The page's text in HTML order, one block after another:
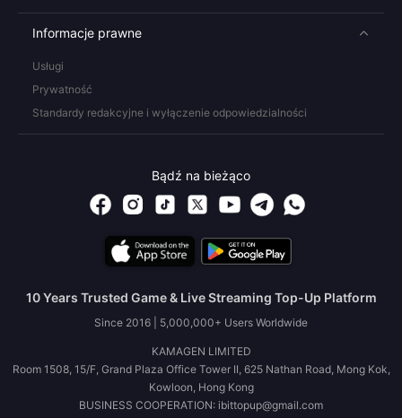
Informacje prawne
Usługi
Prywatność
Standardy redakcyjne i wyłączenie odpowiedzialności
Bądź na bieżąco
10 Years Trusted Game & Live Streaming Top-Up Platform
Since 2016 | 5,000,000+ Users Worldwide
KAMAGEN LIMITED
Room 1508, 15/F, Grand Plaza Office Tower II, 625 Nathan Road, Mong Kok,
Kowloon, Hong Kong
BUSINESS COOPERATION: ibittopup@gmail.com